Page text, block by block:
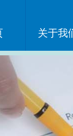
关于我